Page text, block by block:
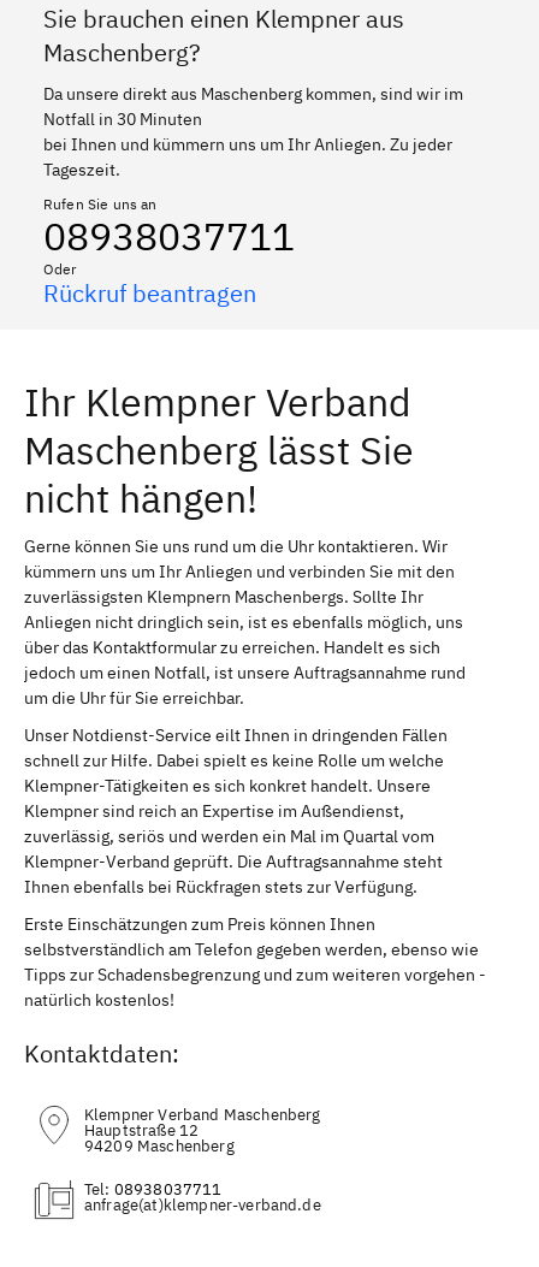
Sie brauchen einen Klempner aus
Maschenberg?
Da unsere direkt aus Maschenberg kommen, sind wir im
Notfall in 30 Minuten
bei Ihnen und kümmern uns um Ihr Anliegen. Zu jeder
Tageszeit.
Rufen Sie uns an
08938037711
Oder
Rückruf beantragen
Ihr Klempner Verband
Maschenberg lässt Sie
nicht hängen!
Gerne können Sie uns rund um die Uhr kontaktieren. Wir
kümmern uns um Ihr Anliegen und verbinden Sie mit den
zuverlässigsten Klempnern Maschenbergs. Sollte Ihr
Anliegen nicht dringlich sein, ist es ebenfalls möglich, uns
über das Kontaktformular zu erreichen. Handelt es sich
jedoch um einen Notfall, ist unsere Auftragsannahme rund
um die Uhr für Sie erreichbar.
Unser Notdienst-Service eilt Ihnen in dringenden Fällen
schnell zur Hilfe. Dabei spielt es keine Rolle um welche
Klempner-Tätigkeiten es sich konkret handelt. Unsere
Klempner sind reich an Expertise im Außendienst,
zuverlässig, seriös und werden ein Mal im Quartal vom
Klempner-Verband geprüft. Die Auftragsannahme steht
Ihnen ebenfalls bei Rückfragen stets zur Verfügung.
Erste Einschätzungen zum Preis können Ihnen
selbstverständlich am Telefon gegeben werden, ebenso wie
Tipps zur Schadensbegrenzung und zum weiteren vorgehen -
natürlich kostenlos!
Kontaktdaten:
Klempner Verband Maschenberg
Hauptstraße 12
94209 Maschenberg
Tel: 08938037711
(at)